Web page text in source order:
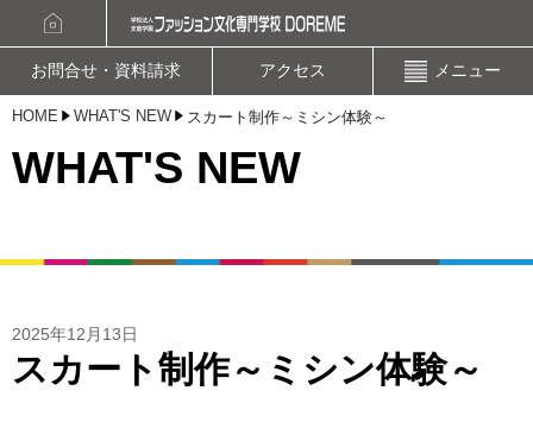
お問合せ・資料請求 アクセス メニュー
資料請求 オープンキャンパスお申込み
HOME WHAT'S NEW スカート制作～ミシン体験～
WHAT'S NEW
2025年12月13日
スカート制作～ミシン体験～